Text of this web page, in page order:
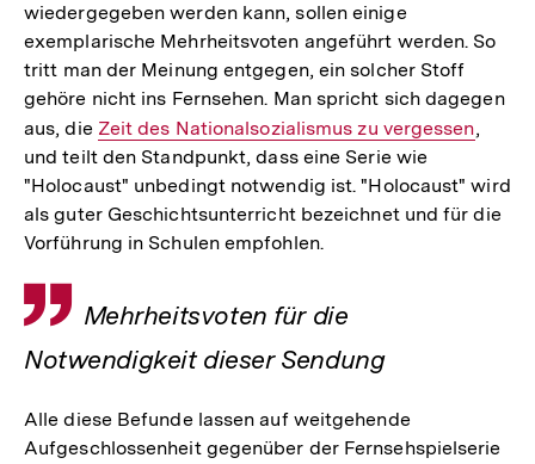
wiedergegeben werden kann, sollen einige
exemplarische Mehrheitsvoten angeführt werden. So
tritt man der Meinung entgegen, ein solcher Stoff
gehöre nicht ins Fernsehen. Man spricht sich dagegen
aus, die Interner
Link:
Zeit des Nationalsozialismus zu vergessen,
und teilt den Standpunkt, dass eine Serie wie
"Holocaust" unbedingt notwendig ist. "Holocaust" wird
als guter Geschichtsunterricht bezeichnet und für die
Vorführung in Schulen empfohlen.
Zitat
Mehrheitsvoten für die
Notwendigkeit dieser Sendung
Alle diese Befunde lassen auf weitgehende
Aufgeschlossenheit gegenüber der Fernsehspielserie